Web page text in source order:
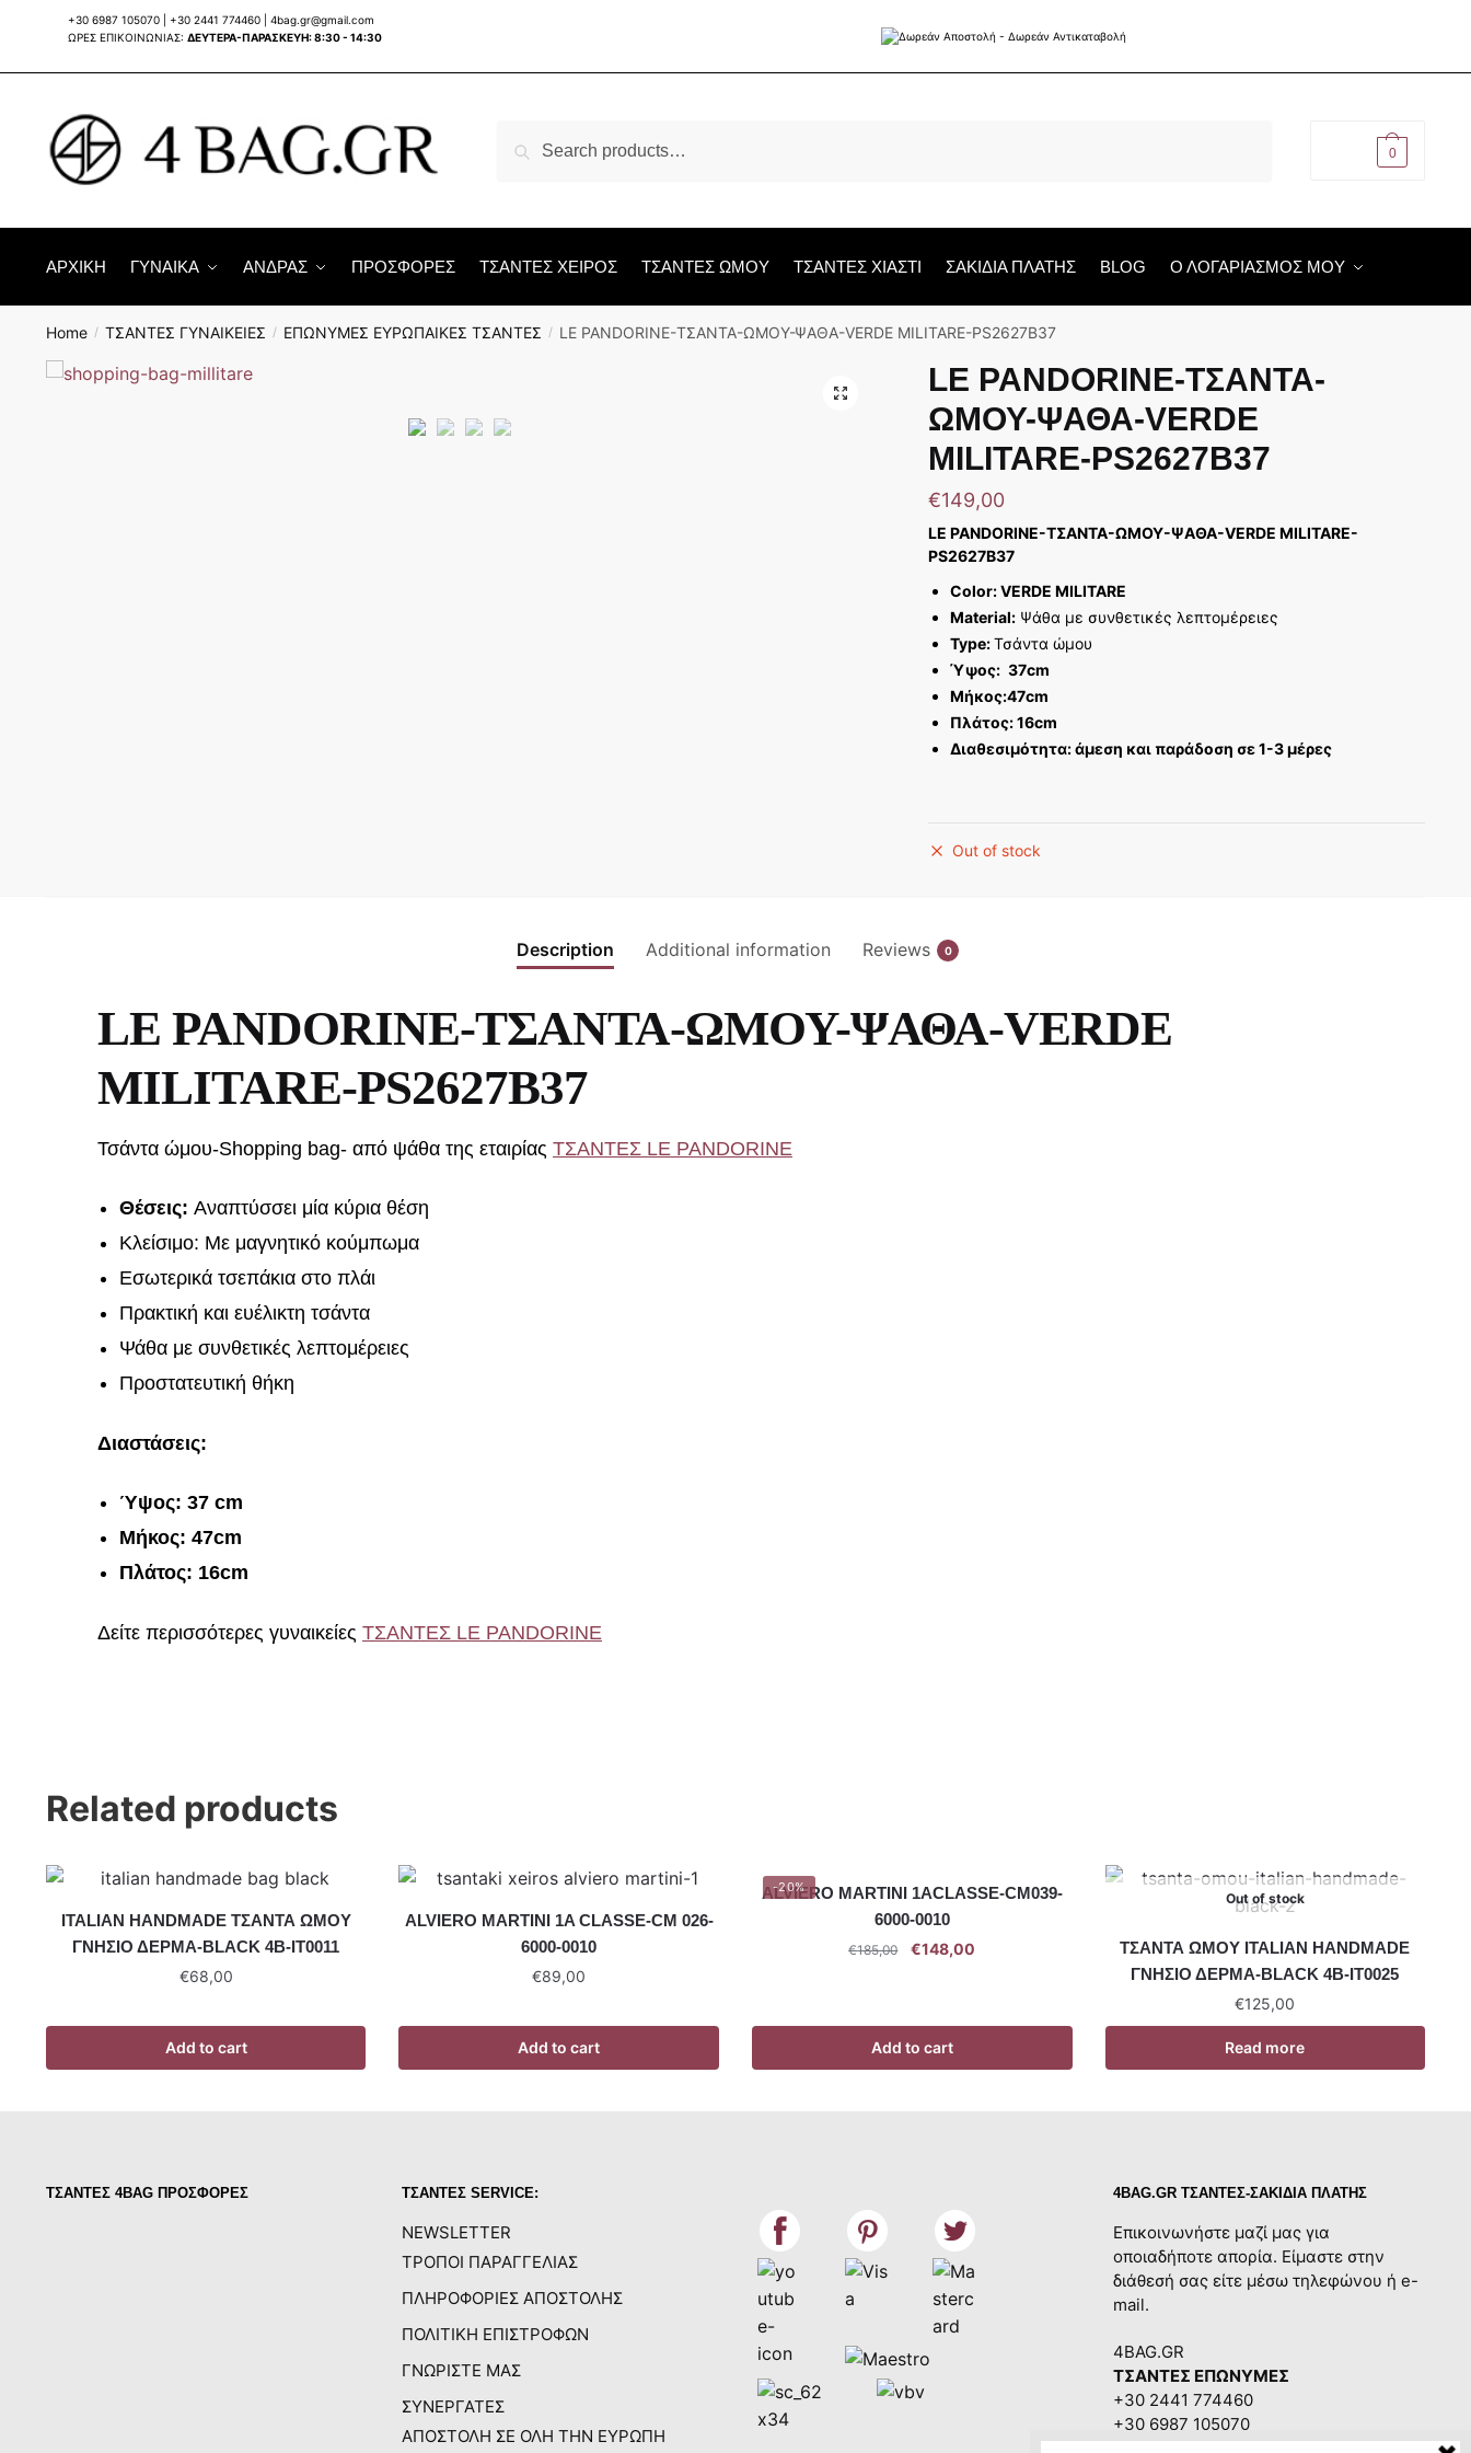
navigation
content
+30 6987 105070 +30 2441 774460| 4bag.gr@gmail.com
ΩΡΕΣ ΕΠΙΚΟΙΝΩΝΙΑΣ: ΔΕΥΤΕΡΑ-ΠΑΡΑΣΚΕΥΗ: 8:30 - 14:30
for:
0
ΑΡΧΙΚΗ ΓΥΝΑΙΚΑ ΑΝΔΡΑΣ ΠΡΟΣΦΟΡΕΣ ΤΣΑΝΤΕΣ ΧΕΙΡΟΣ ΤΣΑΝΤΕΣ ΩΜΟΥ ΤΣΑΝΤΕΣ ΧΙΑΣΤΙ ΣΑΚΙΔΙΑ ΠΛΑΤΗΣ BLOG Ο ΛΟΓΑΡΙΑΣΜΟΣ ΜΟΥ
Home / ΤΣΑΝΤΕΣ ΓΥΝΑΙΚΕΙΕΣ / ΕΠΩΝΥΜΕΣ ΕΥΡΩΠΑΙΚΕΣ ΤΣΑΝΤΕΣ / LE PANDORINE-ΤΣΑΝΤΑ-ΩΜΟΥ-ΨΑΘΑ-VERDE MILITARE-PS2627B37
🔍
LE PANDORINE-ΤΣΑΝΤΑ-
ΩΜΟΥ-ΨΑΘΑ-VERDE
MILITARE-PS2627B37
€149,00
LE PANDORINE-ΤΣΑΝΤΑ-ΩΜΟΥ-ΨΑΘΑ-VERDE MILITARE-
PS2627B37
Color: VERDE MILITARE
Material: Ψάθα με συνθετικές λεπτομέρειες
Type:Τσάντα ώμου
Ύψος: 37cm
Μήκος:47cm
Πλάτος: 16cm
Διαθεσιμότητα: άμεση και παράδοση σε 1-3 μέρες
Out of stock
Description Additional information Reviews 0
LE PANDORINE-ΤΣΑΝΤΑ-ΩΜΟΥ-ΨΑΘΑ-VERDE
MILITARE-PS2627B37
Τσάντα ώμου-Shopping bag- από ψάθα της εταιρίας ΤΣΑΝΤΕΣ LE PANDORINE
Θέσεις: Αναπτύσσει μία κύρια θέση
Κλείσιμο: Με μαγνητικό κούμπωμα
Εσωτερικά τσεπάκια στο πλάι
Πρακτική και ευέλικτη τσάντα
Ψάθα με συνθετικές λεπτομέρειες
Προστατευτική θήκη
Διαστάσεις:
Ύψος: 37 cm
Μήκος: 47cm
Πλάτος: 16cm
Δείτε περισσότερες γυναικείες ΤΣΑΝΤΕΣ LE PANDORINE
Related products
ITALIAN HANDMADE ΤΣΑΝΤΑ ΩΜΟΥ
ΓΝΗΣΙΟ ΔΕΡΜΑ-BLACK 4B-IT0011
€68,00
Add to cart
ALVIERO MARTINI 1A CLASSE-CM 026-
6000-0010
€89,00
Add to cart
-20%
ALVIERO MARTINI 1ACLASSE-CM039-
6000-0010
€185,00 €148,00
Add to cart
Out of stock
ΤΣΑΝΤΑ ΩΜΟΥ ITALIAN HANDMADE
ΓΝΗΣΙΟ ΔΕΡΜΑ-BLACK 4B-IT0025
€125,00
Read more
ΤΣΑΝΤΕΣ 4BAG ΠΡΟΣΦΟΡΕΣ ΤΣΑΝΤΕΣ SERVICE:
NEWSLETTER
ΤΡΟΠΟΙ ΠΑΡΑΓΓΕΛΙΑΣ
ΠΛΗΡΟΦΟΡΙΕΣ ΑΠΟΣΤΟΛΗΣ
ΠΟΛΙΤΙΚΗ ΕΠΙΣΤΡΟΦΩΝ
ΓΝΩΡΙΣΤΕ ΜΑΣ
ΣΥΝΕΡΓΑΤΕΣ
ΑΠΟΣΤΟΛΗ ΣΕ ΟΛΗ ΤΗΝ ΕΥΡΩΠΗ
4BAG.GR ΤΣΑΝΤΕΣ-ΣΑΚΙΔΙΑ ΠΛΑΤΗΣ
Επικοινωνήστε μαζί μας για
οποιαδήποτε απορία. Είμαστε στην
διάθεσή σας είτε μέσω τηλεφώνου ή e-
mail.
4BAG.GR
ΤΣΑΝΤΕΣ ΕΠΩΝΥΜΕΣ
+30 2441 774460
+30 6987 105070